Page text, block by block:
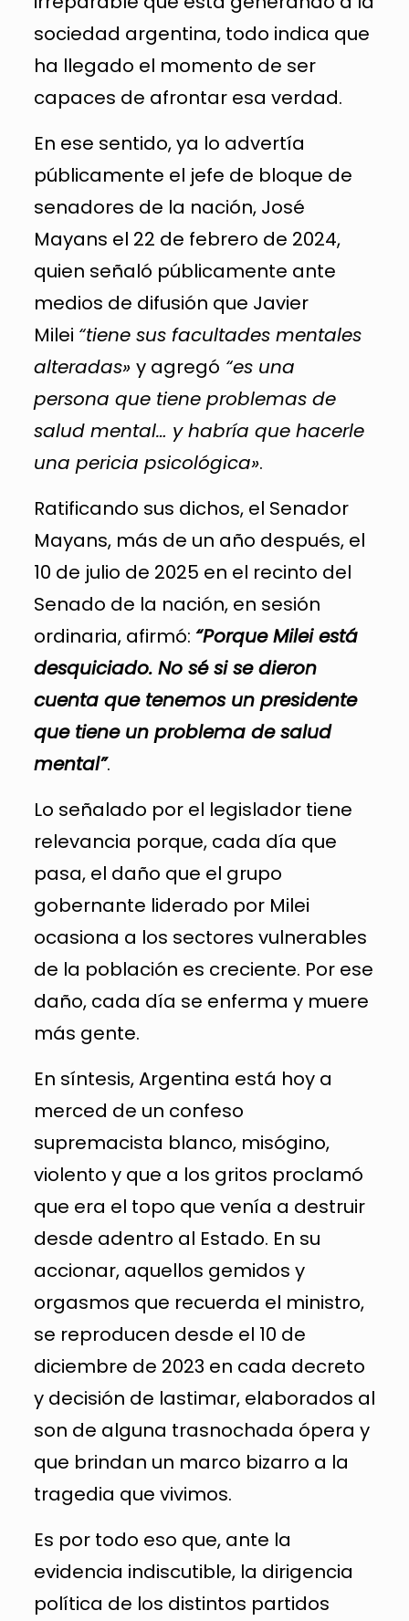
sociedad argentina, todo indica que
ha llegado el momento de ser
capaces de afrontar esa verdad.
En ese sentido, ya lo advertía
públicamente el jefe de bloque de
senadores de la nación, José
Mayans el 22 de febrero de 2024,
quien señaló públicamente ante
medios de difusión que Javier
Milei “tiene sus facultades mentales
alteradas» y agregó “es una
persona que tiene problemas de
salud mental… y habría que hacerle
una pericia psicológica».
Ratificando sus dichos, el Senador
Mayans, más de un año después, el
10 de julio de 2025 en el recinto del
Senado de la nación, en sesión
ordinaria, afirmó: “Porque Milei está
desquiciado. No sé si se dieron
cuenta que tenemos un presidente
que tiene un problema de salud
mental”.
Lo señalado por el legislador tiene
relevancia porque, cada día que
pasa, el daño que el grupo
gobernante liderado por Milei
ocasiona a los sectores vulnerables
de la población es creciente. Por ese
daño, cada día se enferma y muere
más gente.
En síntesis, Argentina está hoy a
merced de un confeso
supremacista blanco, misógino,
violento y que a los gritos proclamó
que era el topo que venía a destruir
desde adentro al Estado. En su
accionar, aquellos gemidos y
orgasmos que recuerda el ministro,
se reproducen desde el 10 de
diciembre de 2023 en cada decreto
y decisión de lastimar, elaborados al
son de alguna trasnochada ópera y
que brindan un marco bizarro a la
tragedia que vivimos.
Es por todo eso que, ante la
evidencia indiscutible, la dirigencia
política de los distintos partidos